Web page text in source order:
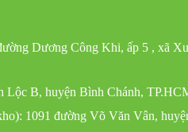
Dương Công Khi, ấp 5 , xã
Lộc B, huyện Bình Chánh,
1091 đường Võ Văn Vân,